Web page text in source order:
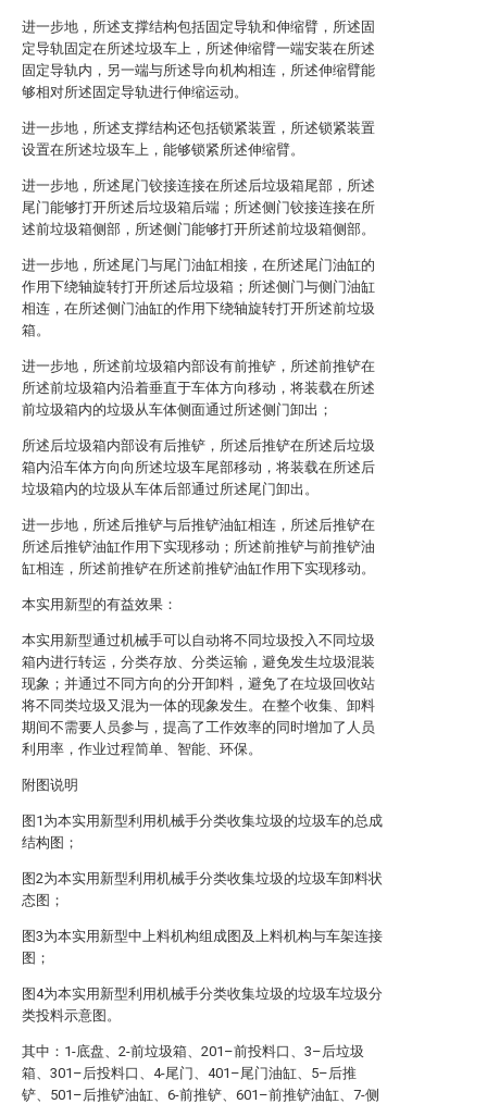
进一步地，所述支撑结构包括固定导轨和伸缩臂，所述固
定导轨固定在所述垃圾车上，所述伸缩臂一端安装在所述
固定导轨内，另一端与所述导向机构相连，所述伸缩臂能
够相对所述固定导轨进行伸缩运动。
进一步地，所述支撑结构还包括锁紧装置，所述锁紧装置
设置在所述垃圾车上，能够锁紧所述伸缩臂。
进一步地，所述尾门铰接连接在所述后垃圾箱尾部，所述
尾门能够打开所述后垃圾箱后端；所述侧门铰接连接在所
述前垃圾箱侧部，所述侧门能够打开所述前垃圾箱侧部。
进一步地，所述尾门与尾门油缸相接，在所述尾门油缸的
作用下绕轴旋转打开所述后垃圾箱；所述侧门与侧门油缸
相连，在所述侧门油缸的作用下绕轴旋转打开所述前垃圾
箱。
进一步地，所述前垃圾箱内部设有前推铲，所述前推铲在
所述前垃圾箱内沿着垂直于车体方向移动，将装载在所述
前垃圾箱内的垃圾从车体侧面通过所述侧门卸出；
所述后垃圾箱内部设有后推铲，所述后推铲在所述后垃圾
箱内沿车体方向向所述垃圾车尾部移动，将装载在所述后
垃圾箱内的垃圾从车体后部通过所述尾门卸出。
进一步地，所述后推铲与后推铲油缸相连，所述后推铲在
所述后推铲油缸作用下实现移动；所述前推铲与前推铲油
缸相连，所述前推铲在所述前推铲油缸作用下实现移动。
本实用新型的有益效果：
本实用新型通过机械手可以自动将不同垃圾投入不同垃圾
箱内进行转运，分类存放、分类运输，避免发生垃圾混装
现象；并通过不同方向的分开卸料，避免了在垃圾回收站
将不同类垃圾又混为一体的现象发生。在整个收集、卸料
期间不需要人员参与，提高了工作效率的同时增加了人员
利用率，作业过程简单、智能、环保。
附图说明
图1为本实用新型利用机械手分类收集垃圾的垃圾车的总成
结构图；
图2为本实用新型利用机械手分类收集垃圾的垃圾车卸料状
态图；
图3为本实用新型中上料机构组成图及上料机构与车架连接
图；
图4为本实用新型利用机械手分类收集垃圾的垃圾车垃圾分
类投料示意图。
其中：1-底盘、2-前垃圾箱、201–前投料口、3–后垃圾
箱、301–后投料口、4-尾门、401–尾门油缸、5–后推
铲、501–后推铲油缸、6-前推铲、601–前推铲油缸、7-侧